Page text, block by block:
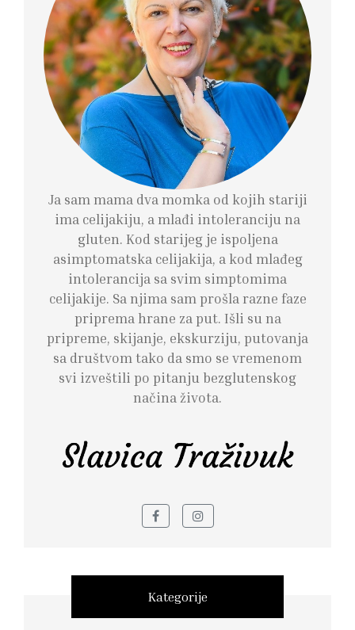
Ja sam mama dva momka od kojih stariji
ima celijakiju, a mlađi intoleranciju na
gluten. Kod starijeg je ispoljena
asimptomatska celijakija, a kod mlađeg
intolerancija sa svim simptomima
celijakije. Sa njima sam prošla razne faze
priprema hrane za put. Išli su na
pripreme, skijanje, ekskurziju, putovanja
sa društvom tako da smo se vremenom
svi izveštili po pitanju bezglutenskog
načina života.
Kategorije